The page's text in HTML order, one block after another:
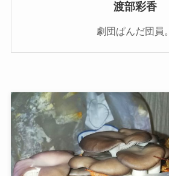
渡部彩香
劇団ぱんだ団員。